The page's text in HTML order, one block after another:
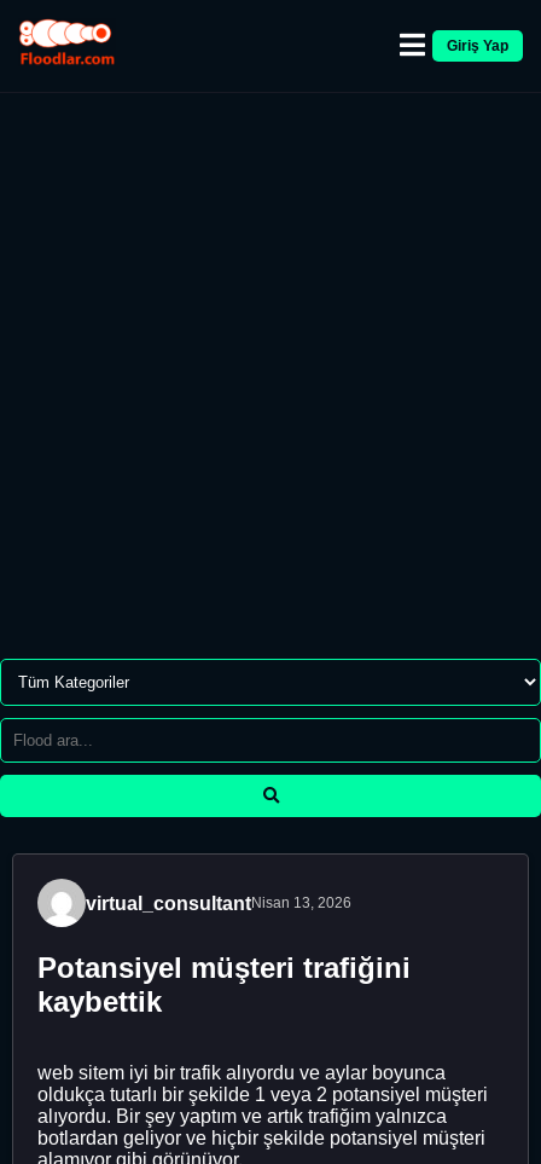
Giriş Yap
virtual_consultantNisan 13, 2026
Potansiyel müşteri trafiğini
kaybettik
web sitem iyi bir trafik alıyordu ve aylar boyunca
oldukça tutarlı bir şekilde 1 veya 2 potansiyel müşteri
alıyordu. Bir şey yaptım ve artık trafiğim yalnızca
botlardan geliyor ve hiçbir şekilde potansiyel müşteri
alamıyor gibi görünüyor.